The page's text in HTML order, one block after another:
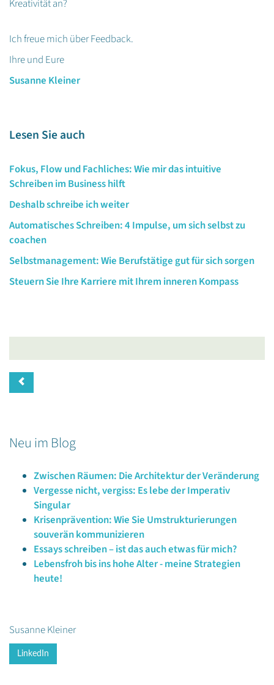
Kreativität an?
Ich freue mich über Feedback.
Ihre und Eure
Susanne Kleiner
Lesen Sie auch
Fokus, Flow und Fachliches: Wie mir das intuitive
Schreiben im Business hilft
Deshalb schreibe ich weiter
Automatisches Schreiben: 4 Impulse, um sich selbst zu
coachen
Selbstmanagement: Wie Berufstätige gut für sich sorgen
Steuern Sie Ihre Karriere mit Ihrem inneren Kompass
Neu im Blog
Zwischen Räumen: Die Architektur der Veränderung
Vergesse nicht, vergiss: Es lebe der Imperativ
Singular
Krisenprävention: Wie Sie Umstrukturierungen
souverän kommunizieren
Essays schreiben – ist das auch etwas für mich?
Lebensfroh bis ins hohe Alter - meine Strategien
heute!
Susanne Kleiner
LinkedIn